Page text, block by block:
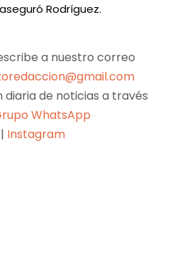
Rodríguez.
a nuestro correo
diaria de noticias a través
WhatsApp
| Instagram